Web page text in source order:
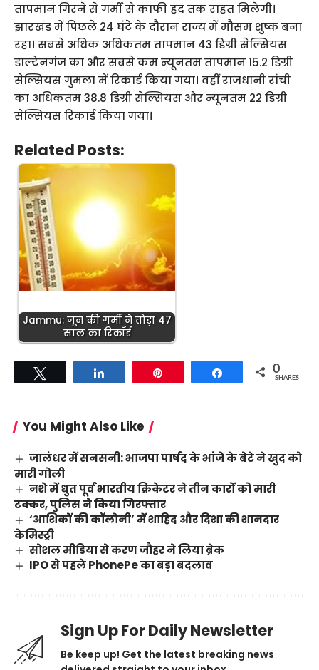
तापमान गिरने से गर्मी से काफी हद तक राहत मिलेगी।
झारखंड में पिछले 24 घंटे के दौरान राज्य में मौसम शुष्क बना
रहा। सबसे अधिक अधिकतम तापमान 43 डिग्री सेल्सियस
डाल्टेनगंज का और सबसे कम न्यूनतम तापमान 15.2 डिग्री
सेल्सियस गुमला में रिकार्ड किया गया। वहीं राजधानी रांची
का अधिकतम 38.8 डिग्री सेल्सियस और न्यूनतम 22 डिग्री
सेल्सियस रिकार्ड किया गया।
Related Posts:
Jammu: जून की गर्मी ने तोड़ा 47
साल का रिकॉर्ड
Share 0
SHARES
You Might Also Like
जालंधर में सनसनी: भाजपा पार्षद के भांजे के बेटे ने खुद को
मारी गोली
नशे में धुत पूर्व भारतीय क्रिकेटर ने तीन कारों को मारी
टक्कर, पुलिस ने किया गिरफ्तार
‘आशिकों की कॉलोनी’ में शाहिद और दिशा की शानदार
केमिस्ट्री
सोशल मीडिया से करण जौहर ने लिया ब्रेक
IPO से पहले PhonePe का बड़ा बदलाव
Sign Up For Daily Newsletter
Be keep up! Get the latest breaking news